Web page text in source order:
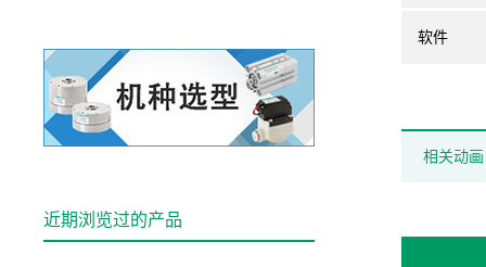
软件
相关动画
近期浏览过的产品